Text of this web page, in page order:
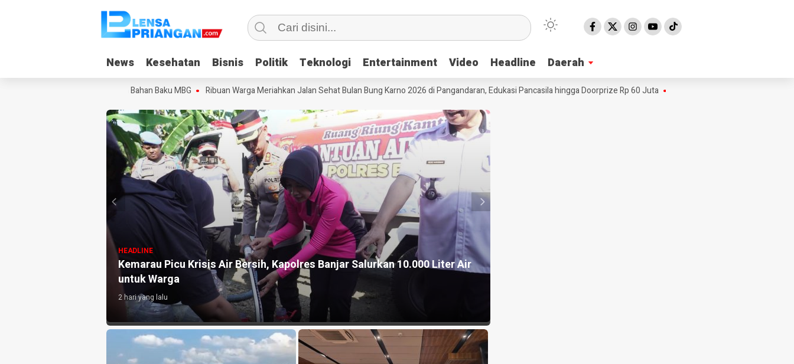
News Kesehatan Bisnis Politik Teknologi Entertainment Video Headline Daerah
News Kesehatan Bisnis Politik Teknologi Entertainment Video Headline Daerah
Keluhkan Pola Pengadaan Bahan Baku MBG Ribuan Warga Meriahkan Jalan Sehat Bulan Bung Karno 2026 di Pangandaran, Edukasi Pancasila hingga Doorprize Rp 60 Juta Big Mike Fighting Series Guncang
HEADLINE
Kemarau Picu Krisis Air Bersih, Kapolres Banjar Salurkan 10.000 Liter Air
untuk Warga
2 hari yang lalu